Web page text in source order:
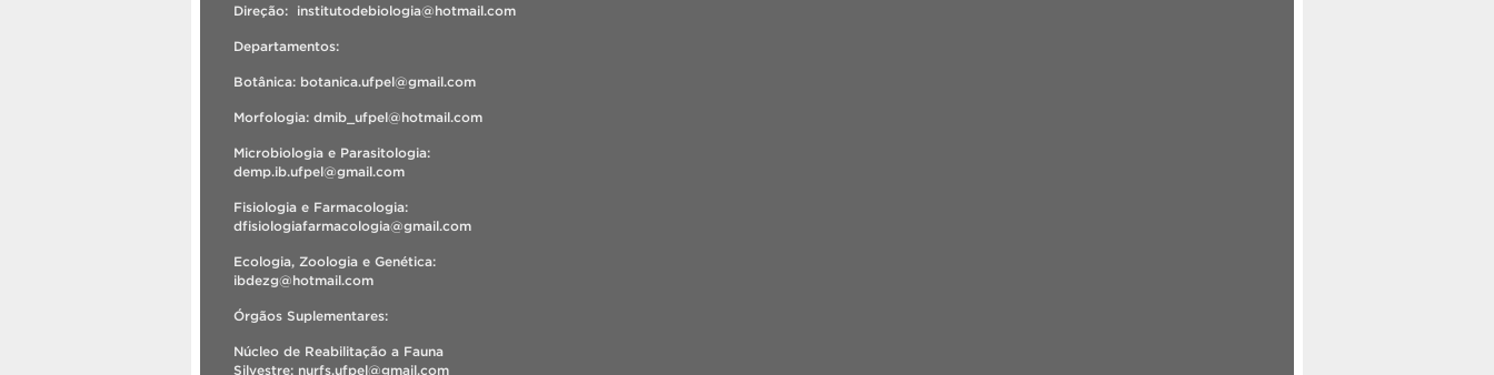
Direção: institutodebiologia@hotmail.com
Departamentos:
Botânica: botanica.ufpel@gmail.com
Morfologia: dmib_ufpel@hotmail.com
Microbiologia e Parasitologia:
demp.ib.ufpel@gmail.com
Fisiologia e Farmacologia:
dfisiologiafarmacologia@gmail.com
Ecologia, Zoologia e Genética:
ibdezg@hotmail.com
Órgãos Suplementares:
Núcleo de Reabilitação a Fauna
Silvestre: nurfs.ufpel@gmail.com